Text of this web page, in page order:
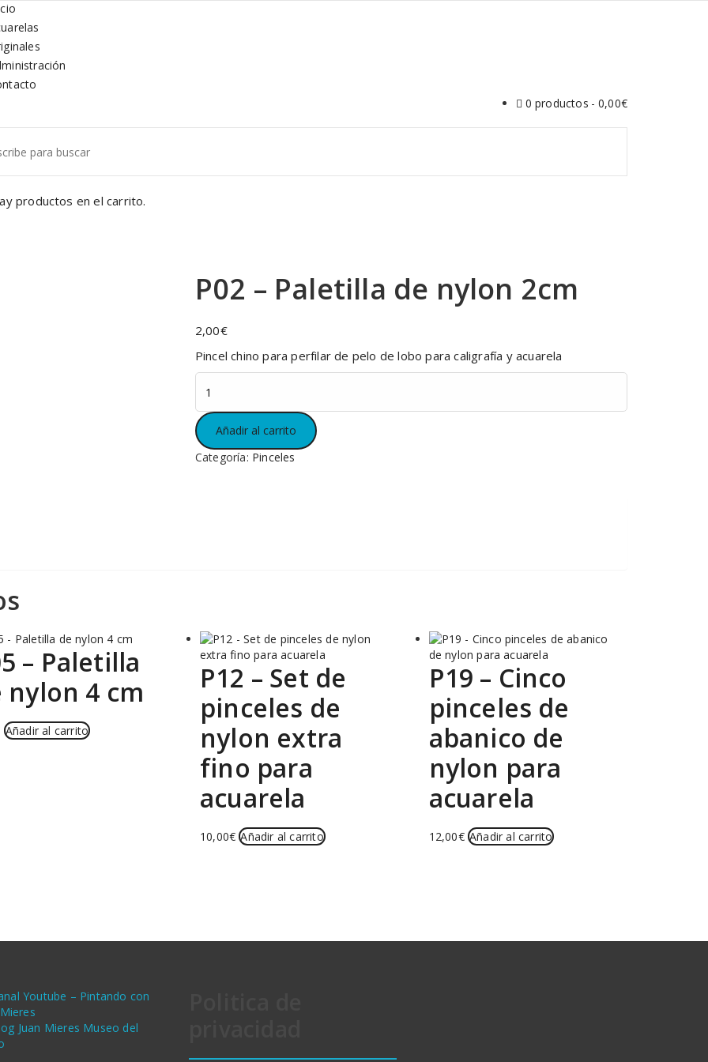
0 productos
0,00€
productos en el carrito.
P02 – Paletilla de nylon 2cm
2,00€
Pincel chino para perfilar de pelo de lobo para caligrafía y acuarela
P02
Paletilla
de
nylon
2cm
Añadir al carrito
Categoría: Pinceles
– Paletilla
nylon 4 cm
Añadir al carrito
P12 – Set de
pinceles de
nylon extra
fino para
acuarela
10,00€ Añadir al carrito
P19 – Cinco
pinceles de
abanico de
nylon para
acuarela
12,00€ Añadir al carrito
Youtube – Pintando con
Juan Mieres Museo del